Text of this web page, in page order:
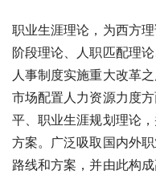
职业生涯理论，为西方
阶段理论、人职匹配理
人事制度实施重大改革
市场配置人力资源力度
平、职业生涯规划理论
方案。广泛吸取国内外
路线和方案，并由此构